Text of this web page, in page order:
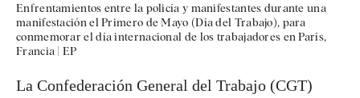
Enfrentamientos entre la policía y manifestantes durante una
manifestación el Primero de Mayo (Día del Trabajo), para
conmemorar el día internacional de los trabajadores en París,
Francia |EP
La Confederación General del Trabajo (CGT)